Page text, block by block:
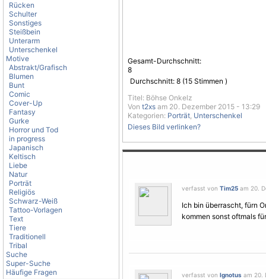
Rücken
Schulter
Sonstiges
Steißbein
Unterarm
Unterschenkel
Motive
Abstrakt/Grafisch
Blumen
Bunt
Comic
Cover-Up
Fantasy
Gurke
Horror und Tod
in progress
Japanisch
Keltisch
Liebe
Natur
Porträt
Religiös
Schwarz-Weiß
Tattoo-Vorlagen
Text
Tiere
Traditionell
Tribal
Suche
Super-Suche
Häufige Fragen
Gesamt-Durchschnitt:
8
Durchschnitt: 8 (15 Stimmen )
Titel: Böhse Onkelz
Von t2xs am 20. Dezember 2015 - 13:29
Kategorien: Porträt, Unterschenkel
Dieses Bild verlinken?
verfasst von Tim25 am 20.
Ich bin überrascht, fürn
kommen sonst oftmals
verfasst von Ignotus am 20.